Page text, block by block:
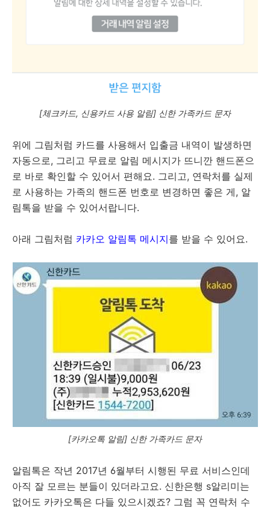
[체크카드, 신용카드 사용 알림] 신한 가족카드 문자
위에 그림처럼 카드를 사용해서 입출금 내역이 발생하면
자동으로, 그리고 무료로 알림 메시지가 뜨니깐 핸드폰으
로 바로 확인할 수 있어서 편해요. 그리고, 연락처를 실제
로 사용하는 가족의 핸드폰 번호로 변경하면 좋은 게, 알
림톡을 받을 수 있어서랍니다.
아래 그림처럼 카카오 알림톡 메시지를 받을 수 있어요.
[카카오톡 알림] 신한 가족카드 문자
알림톡은 작년 2017년 6월부터 시행된 무료 서비스인데
아직 잘 모르는 분들이 있더라고요. 신한은행 s알리미는
없어도 카카오톡은 다들 있으시겠죠? 그럼 꼭 연락처 수